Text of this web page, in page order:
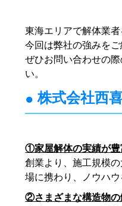
東海エリアで解体業者
今回は弊社の強みをご
ぜひお問い合わせの
い。
株式会社西
①家屋解体の実績が豊
創業より、施工規模
場に携わり、ノウハウ
②さまざまな構造物